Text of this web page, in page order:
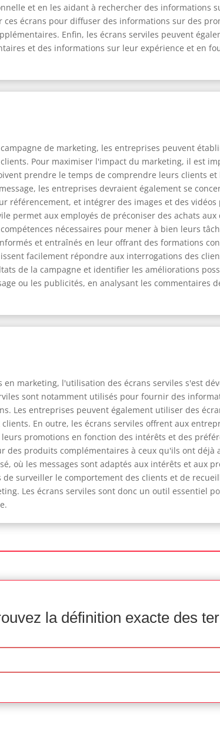
et en les aidant à rechercher des informations
écrans pour diffuser des informations sur des
Enfin, les écrans serviles peuvent
et des informations sur leur expérience et en
de marketing, les entreprises peuvent
Pour maximiser l'impact du marketing, il est
prendre le temps de comprendre leurs clients
les entreprises devraient également se
référencement, et intégrer des images et des
permet aux employés de préconiser des achats
nécessaires pour mener à bien leurs
et entraînés en leur offrant des formations
facilement répondre aux interrogations des
de la campagne et identifier les améliorations
ou les publicités, en analysant les commentaires
en marketing, l'utilisation des écrans serviles s'est
sont notamment utilisés pour fournir des
Les entreprises peuvent également utiliser des
En outre, les écrans serviles offrent aux
promotions en fonction des intérêts et des
des produits complémentaires à ceux qu'ils ont déjà
où les messages sont adaptés aux intérêts et aux
surveiller le comportement des clients et de
Les écrans serviles sont donc un outil essentiel
la définition exacte des